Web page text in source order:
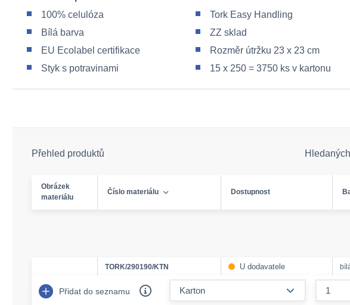
100% celulóza
Bílá barva
EU Ecolabel certifikace
Styk s potravinami
Tork Easy Handling
ZZ sklad
Rozměr útržku 23 x 23 cm
15 x 250 = 3750 ks v kartonu
Přehled produktů
Obrázek
materiálu
Číslo materiálu Dostupnost
TORK/290190/KTN U dodavatele
Přidat do seznamu